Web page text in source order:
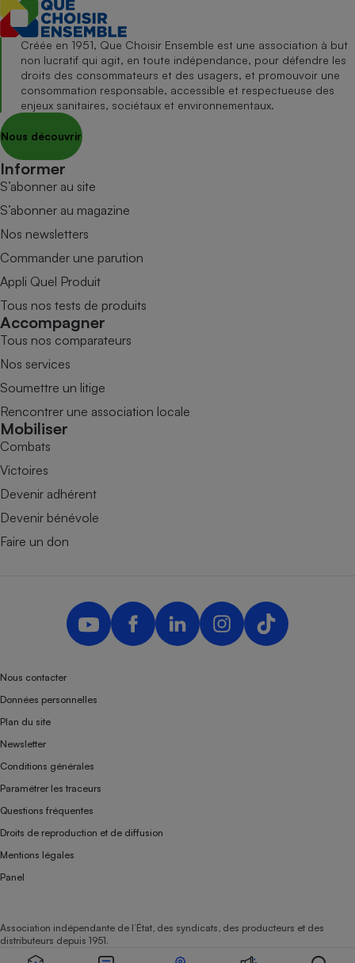
Créée en 1951, Que Choisir Ensemble est une association à but
non lucratif qui agit, en toute indépendance, pour défendre les
droits des consommateurs et des usagers, et promouvoir une
consommation responsable, accessible et respectueuse des
enjeux sanitaires, sociétaux et environnementaux.
Nous découvrir
Informer
S’abonner au site
S’abonner au magazine
Nos newsletters
Commander une parution
Appli Quel Produit
Tous nos tests de produits
Accompagner
Tous nos comparateurs
Nos services
Soumettre un litige
Rencontrer une association locale
Mobiliser
Combats
Victoires
Devenir adhérent
Devenir bénévole
Faire un don
Nous contacter
Données personnelles
Plan du site
Newsletter
Conditions générales
Paramétrer les traceurs
Questions fréquentes
Droits de reproduction et de diffusion
Mentions légales
Panel
Association indépendante de l’État, des syndicats, des producteurs et des
distributeurs depuis 1951.